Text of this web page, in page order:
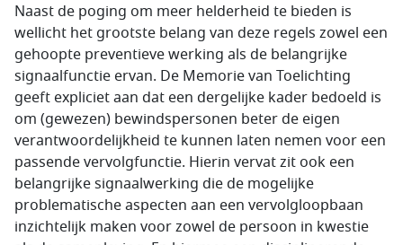
Naast de poging om meer helderheid te bieden is
wellicht het grootste belang van deze regels zowel een
gehoopte preventieve werking als de belangrijke
signaalfunctie ervan. De Memorie van Toelichting
geeft expliciet aan dat een dergelijke kader bedoeld is
om (gewezen) bewindspersonen beter de eigen
verantwoordelijkheid te kunnen laten nemen voor een
passende vervolgfunctie. Hierin vervat zit ook een
belangrijke signaalwerking die de mogelijke
problematische aspecten aan een vervolgloopbaan
inzichtelijk maken voor zowel de persoon in kwestie